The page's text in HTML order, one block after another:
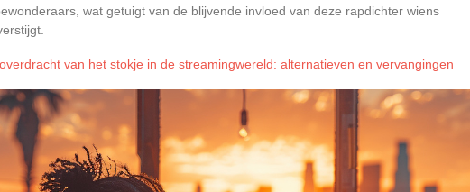
wat getuigt van de blijvende invloed van deze rapdichter wiens
van het stokje in de streamingwereld: alternatieven en vervangingen